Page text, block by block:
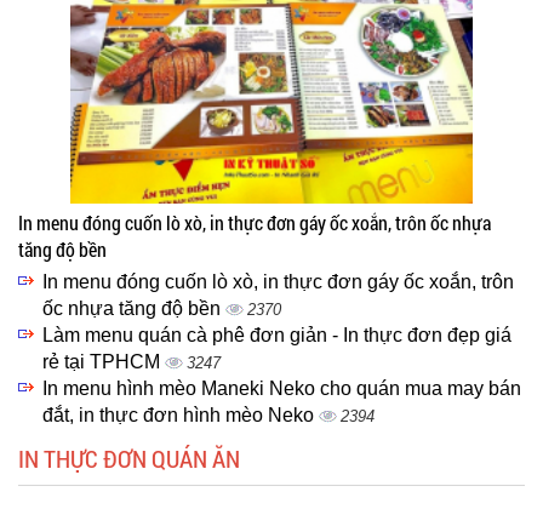
In menu đóng cuốn lò xò, in thực đơn gáy ốc xoắn, trôn ốc nhựa
tăng độ bền
In menu đóng cuốn lò xò, in thực đơn gáy ốc xoắn, trôn
ốc nhựa tăng độ bền
2370
Làm menu quán cà phê đơn giản - In thực đơn đẹp giá
rẻ tại TPHCM
3247
In menu hình mèo Maneki Neko cho quán mua may bán
đắt, in thực đơn hình mèo Neko
2394
IN THỰC ĐƠN QUÁN ĂN